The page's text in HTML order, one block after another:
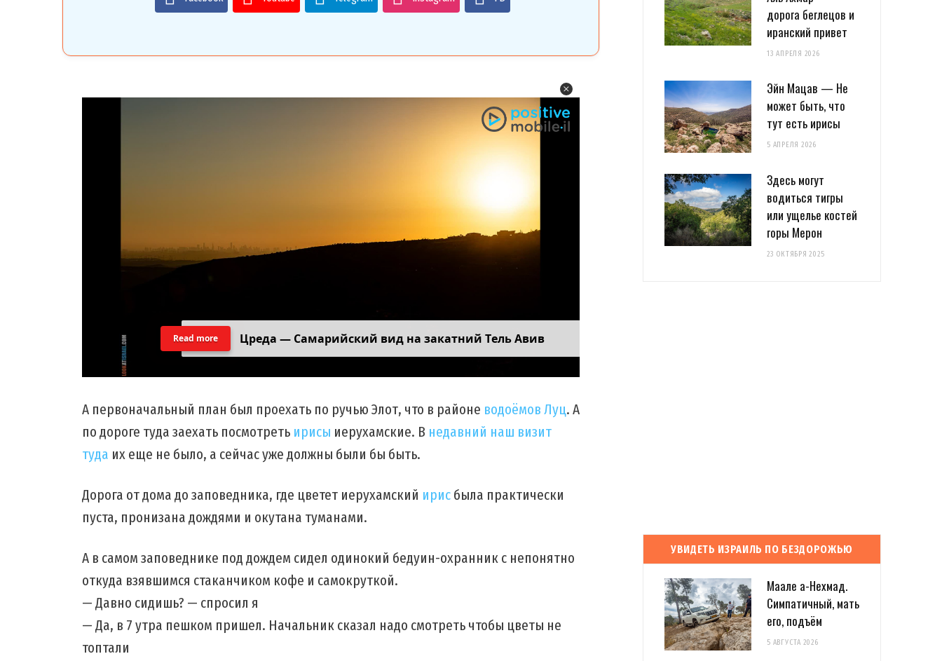
Цреда — Самарийский вид на закатний Тель Авив
Read more
А первоначальный план был проехать по ручью Элот, что в районе водоёмов Луц. А
по дороге туда заехать посмотреть ирисы иерухамские. В недавний наш визит
туда их еще не было, а сейчас уже должны были бы быть.
Дорога от дома до заповедника, где цветет иерухамский ирисбыла практически
пуста, пронизана дождями и окутана туманами.
А в самом заповеднике под дождем сидел одинокий бедуин-охранник с непонятно
откуда взявшимся стаканчиком кофе и самокруткой.
— Давно сидишь? — спросил я
— Да, в 7 утра пешком пришел. Начальник сказал надо смотреть чтобы цветы не
топтали
дорога беглецов и
иранский привет
13 АПРЕЛЯ 2026
Эйн Мацав — Не
может быть, что
тут есть ирисы
5 АПРЕЛЯ 2026
Здесь могут
водиться тигры
или ущелье костей
горы Мерон
23 ОКТЯБРЯ 2025
УВИДЕТЬ ИЗРАИЛЬ ПО БЕЗДОРОЖЬЮ
Маале а-Нехмад.
Симпатичный, мать
его, подъём
5 АВГУСТА 2026